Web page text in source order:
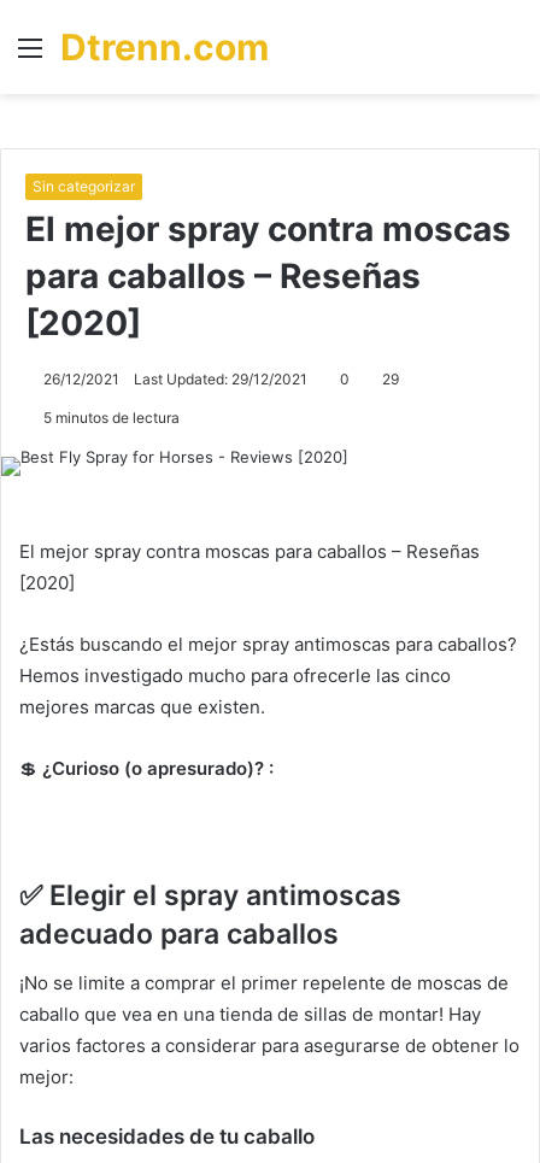
Menú
Dtrenn.com
Sin categorizar
El mejor spray contra moscas
para caballos – Reseñas
[2020]
26/12/2021 Last Updated: 29/12/2021 0 29
5 minutos de lectura
El mejor spray contra moscas para caballos – Reseñas
[2020]
¿Estás buscando el mejor spray antimoscas para caballos?
Hemos investigado mucho para ofrecerle las cinco
mejores marcas que existen.
💲 ¿Curioso (o apresurado)? :
✅ Elegir el spray antimoscas
adecuado para caballos
¡No se limite a comprar el primer repelente de moscas de
caballo que vea en una tienda de sillas de montar! Hay
varios factores a considerar para asegurarse de obtener lo
mejor:
Las necesidades de tu caballo